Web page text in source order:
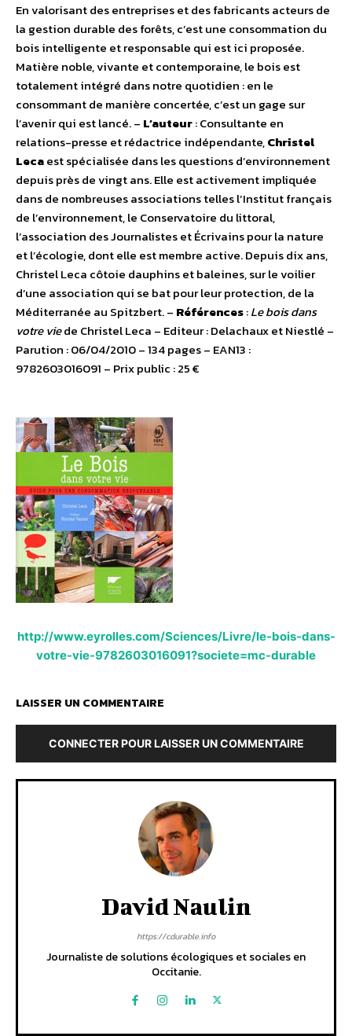
En valorisant des entreprises et des fabricants acteurs de
la gestion durable des forêts, c’est une consommation du
bois intelligente et responsable qui est ici proposée.
Matière noble, vivante et contemporaine, le bois est
totalement intégré dans notre quotidien : en le
consommant de manière concertée, c’est un gage sur
l’avenir qui est lancé. – L’auteur: Consultante en
relations-presse et rédactrice indépendante,Christel
Lecaest spécialisée dans les questions d’environnement
depuis près de vingt ans. Elle est activement impliquée
dans de nombreuses associations telles l’Institut français
de l’environnement, le Conservatoire du littoral,
l’association des Journalistes et Écrivains pour la nature
et l’écologie, dont elle est membre active. Depuis dix ans,
Christel Leca côtoie dauphins et baleines, sur le voilier
d’une association qui se bat pour leur protection, de la
Méditerranée au Spitzbert. – Références:Le bois dans
votre viede Christel Leca – Editeur : Delachaux et Niestlé –
Parution : 06/04/2010 – 134 pages – EAN13 :
9782603016091 – Prix public : 25 €
http://www.eyrolles.com/Sciences/Livre/le-bois-dans-
votre-vie-9782603016091?societe=mc-durable
LAISSER UN COMMENTAIRE
CONNECTER POUR LAISSER UN COMMENTAIRE
David Naulin
https://cdurable.info
Journaliste de solutions écologiques et sociales en
Occitanie.